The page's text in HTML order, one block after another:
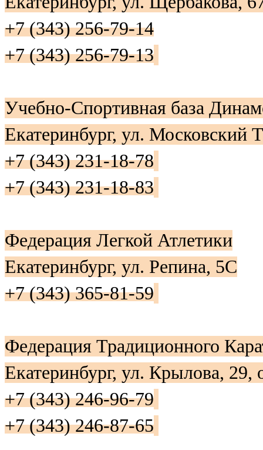
+7 (343) 256-79-14
+7 (343) 256-79-13
Учебно-Спортивная база
Екатеринбург, ул. Московский
+7 (343) 231-18-78
+7 (343) 231-18-83
Федерация Легкой Атлетики
Екатеринбург, ул. Репина, 5С
+7 (343) 365-81-59
Федерация Традиционного
Екатеринбург, ул. Крылова, 29,
+7 (343) 246-96-79
+7 (343) 246-87-65